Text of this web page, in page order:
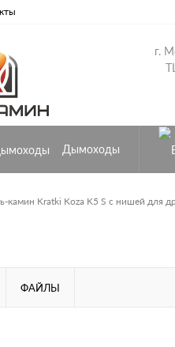
г.
Дымоходы
камин Kratki Koza K5 S с нишей для
ФАЙЛЫ